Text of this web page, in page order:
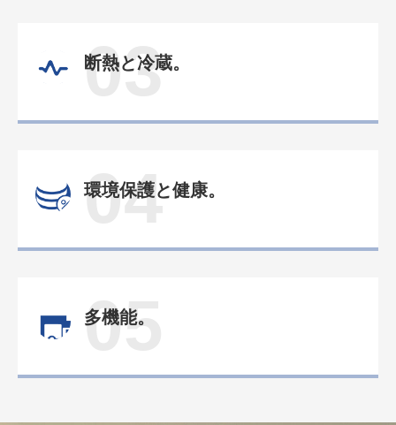
断熱と冷蔵。
03
環境保護と健康。
04
多機能。
05